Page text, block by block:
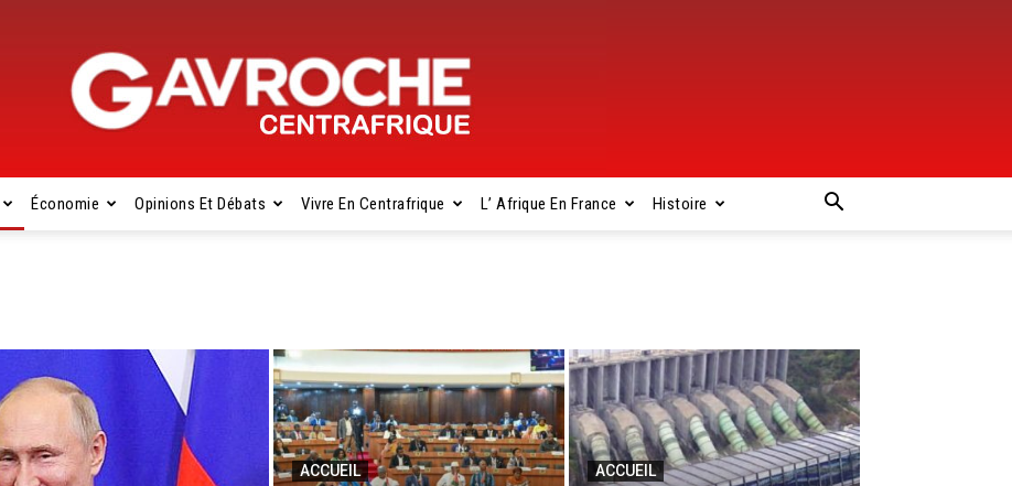
Centrafrique
Économie Opinions Et Débats Vivre En Centrafrique L’ Afrique En France Histoire
ACCUEIL ACCUEIL